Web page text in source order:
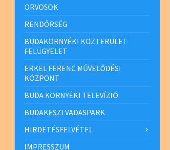
ORVOSOK
RENDŐRSÉG
BUDAKÖRNYÉKI KÖZTERÜLET-
FELÜGYELET
ERKEL FERENC MŰVELŐDÉSI
KÖZPONT
BUDA KÖRNYÉKI TELEVÍZIÓ
BUDAKESZI VADASPARK
HIRDETÉSFELVÉTEL
IMPRESSZUM